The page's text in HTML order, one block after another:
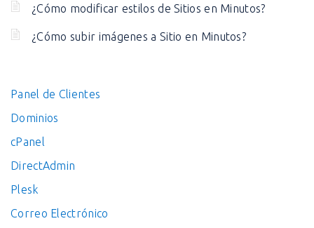
¿Cómo modificar estilos de Sitios en Minutos?
¿Cómo subir imágenes a Sitio en Minutos?
Panel de Clientes
Dominios
cPanel
DirectAdmin
Plesk
Correo Electrónico